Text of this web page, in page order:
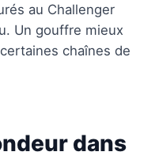
au Challenger
Un gouffre mieux
chaînes de
dans